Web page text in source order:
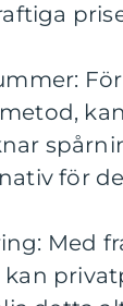
för
Med